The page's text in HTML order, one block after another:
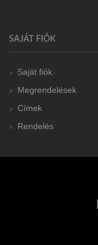
SAJÁT FIÓK
Saját fiók
Megrendelések
Címek
Rendelés